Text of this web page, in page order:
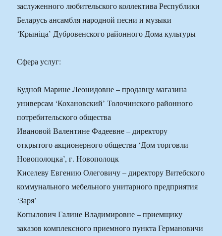
заслуженного любительского коллектива Республики
Беларусь ансамбля народной песни и музыки
‘Крыніца’ Дубровенского районного Дома культуры
Сфера услуг:
Будной Марине Леонидовне – продавцу магазина
универсам ‘Кохановский’ Толочинского районного
потребительского общества
Ивановой Валентине Фадеевне – директору
открытого акционерного общества ‘Дом торговли
Новополоцка’, г. Новополоцк
Киселеву Евгению Олеговичу – директору Витебского
коммунального мебельного унитарного предприятия
‘Заря’
Копылович Галине Владимировне – приемщику
заказов комплексного приемного пункта Германовичи